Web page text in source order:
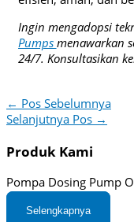
Ingin mengadopsi
Pumps menawarkan
24/7. Konsultasikan
← Pos Sebelumnya
Selanjutnya Pos →
Produk Kami
Pompa Dosing Pump
Selengkapnya